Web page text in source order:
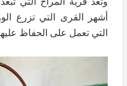
أشهر القرى التي تزرع
التي تعمل على الحفاظ